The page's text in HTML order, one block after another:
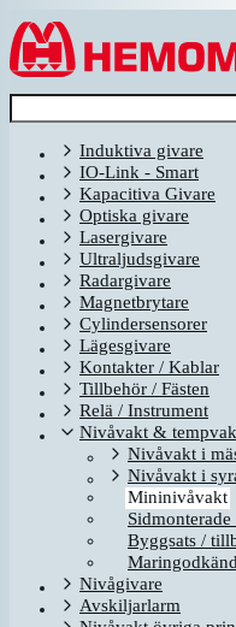
Hoppa till innehållet
Induktiva givare
IO-Link - Smart
Kapacitiva Givare
Optiska givare
Lasergivare
Ultraljudsgivare
Radargivare
Magnetbrytare
Cylindersensorer
Lägesgivare
Kontakter / Kablar
Tillbehör / Fästen
Relä / Instrument
Nivåvakt &
Nivåvakt i
Nivåvakt i
Mininivåvakt
Byggsats /
Nivågivare
Avskiljarlarm